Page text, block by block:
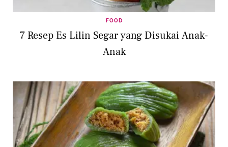
FOOD
7 Resep Es Lilin Segar yang Disukai Anak-
Anak